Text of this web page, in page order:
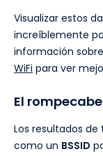
Visualizar estos
increíblemente
información
WiFi para ver
El
Los resultados
como un BSSID